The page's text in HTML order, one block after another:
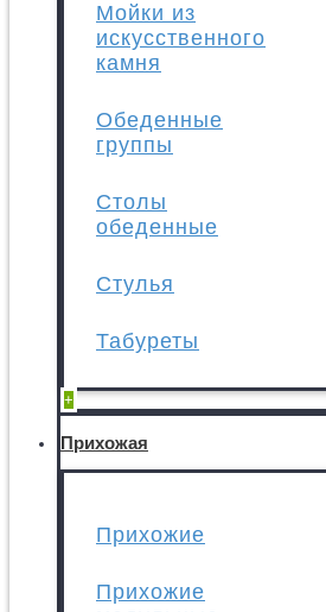
Мойки из
искусственного
камня
Обеденные
группы
Столы
обеденные
Стулья
Табуреты
+
Прихожая
Прихожие
Прихожие